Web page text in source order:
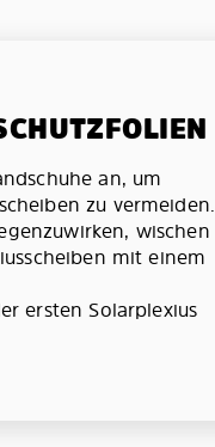
an, um
zu vermeiden.
wischen
mit einem
ersten Solarplexius